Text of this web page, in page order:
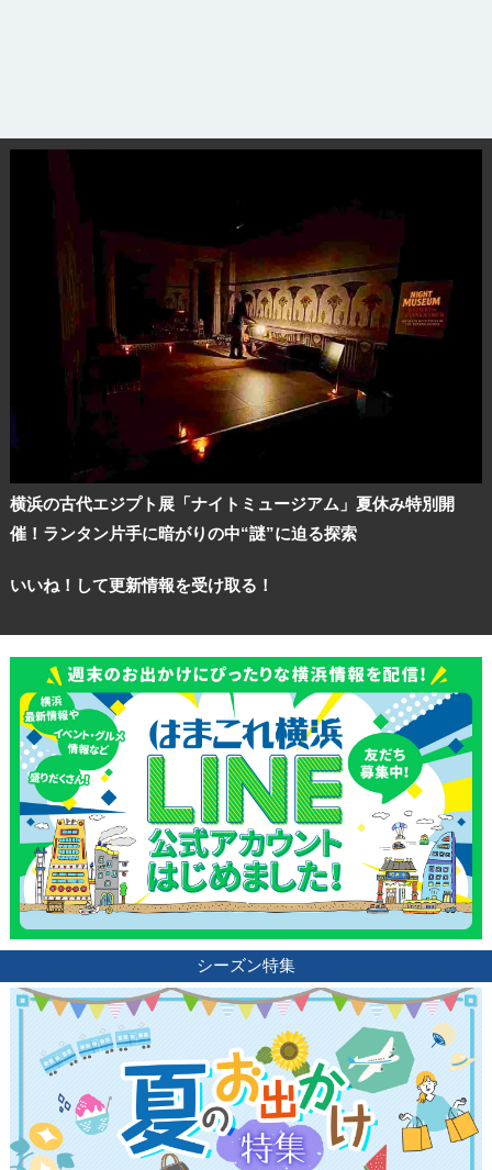
横浜の古代エジプト展「ナイトミュージアム」夏休み特別開
催！ランタン片手に暗がりの中“謎”に迫る探索
いいね！して更新情報を受け取る！
シーズン特集